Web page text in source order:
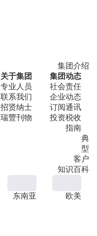
集团介绍
关于集团
专业人员
联系我们
招贤纳士
瑞豐刊物
集团动态
社会责任
企业动态
订阅通讯
投资税收
指南
典
型
客户
知识百科
东南亚 欧美